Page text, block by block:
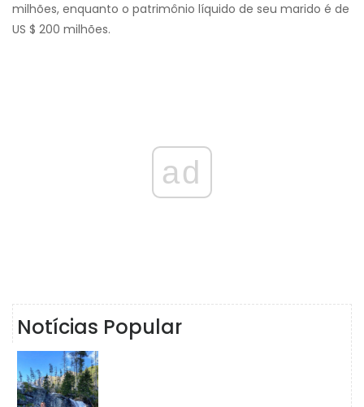
milhões, enquanto o patrimônio líquido de seu marido é de
US $ 200 milhões.
ad
Notícias Popular